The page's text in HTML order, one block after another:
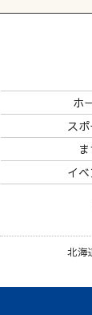
ホ
ス
イ
北海